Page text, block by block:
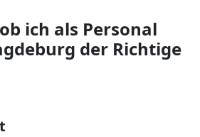
ich als Personal
der Richtige